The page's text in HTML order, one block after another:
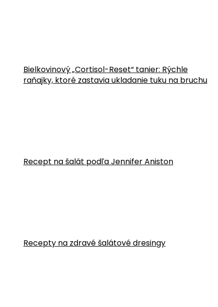
Bielkovinový „Cortisol-Reset“ tanier: Rýchle
raňajky, ktoré zastavia ukladanie tuku na bruchu
Recept na šalát podľa Jennifer Aniston
Recepty na zdravé šalátové dresingy